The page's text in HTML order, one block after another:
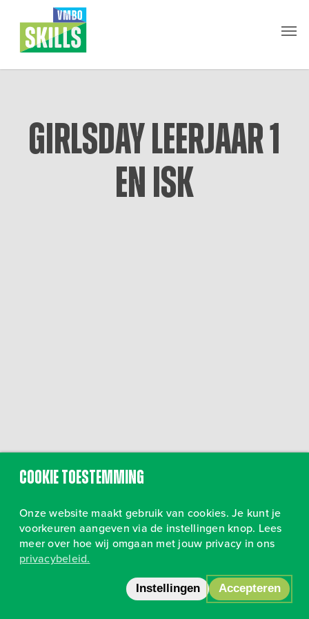
Girlsday leerjaar 1
en ISK
Volg ons op Instagram•Privacy
Cookie toestemming
Onze website maakt gebruik van cookies. Je kunt je
voorkeuren aangeven via de instellingen knop. Lees
meer over hoe wij omgaan met jouw privacy in ons
privacybeleid.
Instellingen Accepteren